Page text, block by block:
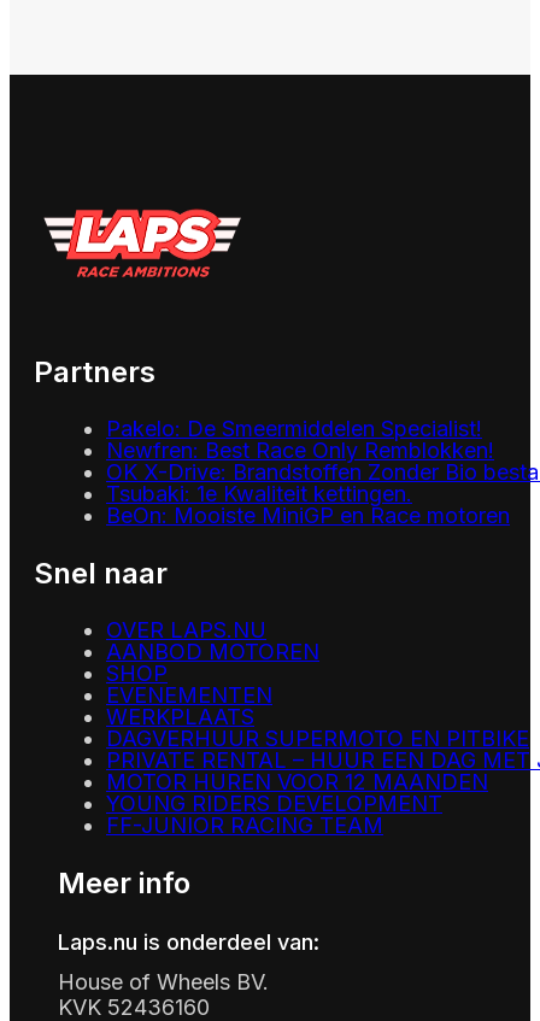
Partners
Pakelo: De Smeermiddelen Specialist!
Newfren: Best Race Only Remblokken!
OK X-Drive: Brandstoffen Zonder Bio
Tsubaki: 1e Kwaliteit kettingen.
BeOn: Mooiste MiniGP en Race motoren
Snel naar
OVER LAPS.NU
AANBOD MOTOREN
SHOP
EVENEMENTEN
WERKPLAATS
DAGVERHUUR SUPERMOTO EN PITBIKE
PRIVATE RENTAL – HUUR EEN DAG MET
MOTOR HUREN VOOR 12 MAANDEN
YOUNG RIDERS DEVELOPMENT
FF-JUNIOR RACING TEAM
Meer info
Laps.nu is onderdeel van:
House of Wheels BV.
KVK 52436160